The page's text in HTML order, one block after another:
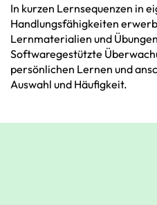
In kurzen Lernsequenzen in
Handlungsfähigkeiten
Lernmaterialien und
Softwaregestützte
persönlichen Lernen und
Auswahl und Häufigkeit.